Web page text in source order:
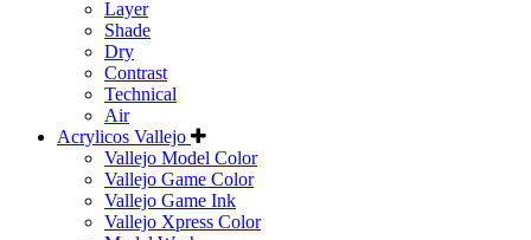
Layer
Shade
Dry
Contrast
Technical
Air
Acrylicos Vallejo
Vallejo Model Color
Vallejo Game Color
Vallejo Game Ink
Vallejo Xpress Color